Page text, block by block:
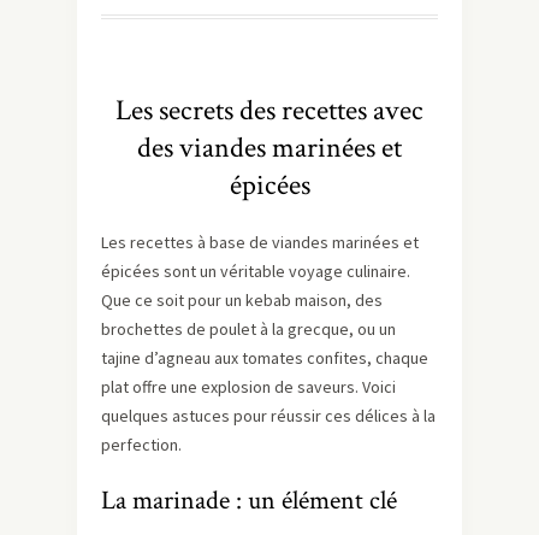
Les secrets des recettes avec
des viandes marinées et
épicées
Les recettes à base de viandes marinées et
épicées sont un véritable voyage culinaire.
Que ce soit pour un kebab maison, des
brochettes de poulet à la grecque, ou un
tajine d’agneau aux tomates confites, chaque
plat offre une explosion de saveurs. Voici
quelques astuces pour réussir ces délices à la
perfection.
La marinade : un élément clé